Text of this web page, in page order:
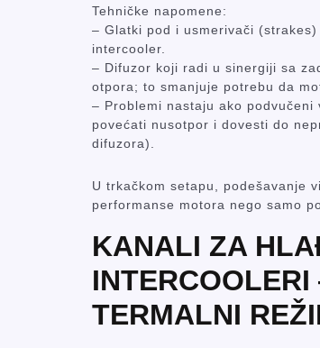
Tehničke napomene:
– Glatki pod i usmerivači
intercooler.
– Difuzor koji radi u sinergiji sa
otpora; to smanjuje potrebu da
– Problemi nastaju ako
povećati nusotpor i dovesti do
difuzora).
U trkačkom setapu, podešavanje
performanse motora nego samo
KANALI ZA
TERMALNI